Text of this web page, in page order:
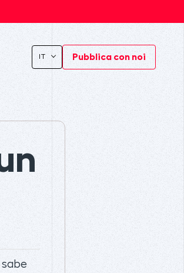
IT Pubblica con noi